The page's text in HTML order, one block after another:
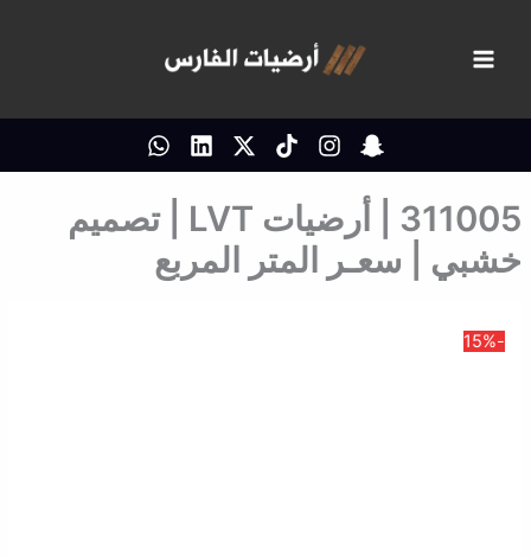
المحتوى
311005 | أرضيات LVT | تصميم
خشبي | سعـر المتر المربع
-15%